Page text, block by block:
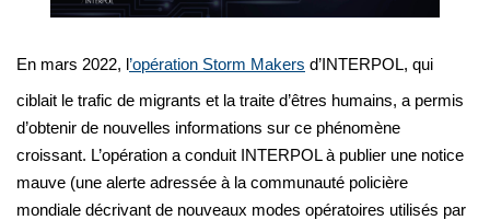
En mars 2022, l’opération Storm Makers d’INTERPOL, qui
ciblait le trafic de migrants et la traite d’êtres humains, a permis
d’obtenir de nouvelles informations sur ce phénomène
croissant. L’opération a conduit INTERPOL à publier une notice
mauve (une alerte adressée à la communauté policière
mondiale décrivant de nouveaux modes opératoires utilisés par